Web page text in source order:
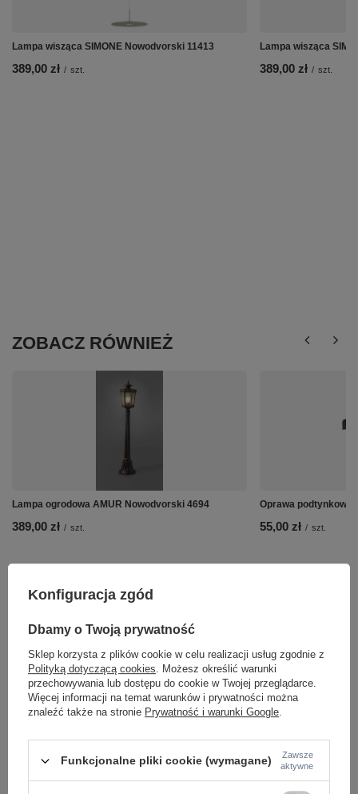
Lampa wisząca SIMONE Nowodvorski 11413
389,00 zł / szt.
Lampa wisząca
389,00 zł / szt.
ZOBACZ RÓWNIEŻ
Lampa ogrodowa AMUR Nowodvorski 4694
389,00 zł / szt.
Oprawa podtynkowa
55,00 zł / szt.
Potrzebujesz pomocy? Masz pytania lub
Konfiguracja zgód
Dbamy o Twoją prywatność
Sklep korzysta z plików cookie w celu realizacji usług zgodnie z
Polityką dotyczącą cookies. Możesz określić warunki
przechowywania lub dostępu do cookie w Twojej przeglądarce.
Więcej informacji na temat warunków i prywatności można
znaleźć także na stronie Prywatność i warunki Google.
Funkcjonalne pliki cookie (wymagane)
Zawsze
aktywne